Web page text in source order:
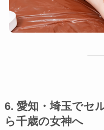
6. 愛知・埼玉でセ
ら千歳の女神へ